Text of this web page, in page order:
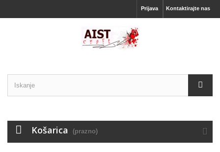
Kontaktirajte nas
Prijava
Košarica (prazno)